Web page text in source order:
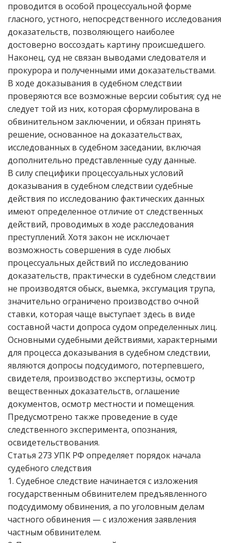
проводится в особой процессуальной форме
гласного, устного, непосредственного исследования
доказательств, позволяющего наиболее
достоверно воссоздать картину происшедшего.
Наконец, суд не связан выводами следователя и
прокурора и полученными ими доказательствами.
В ходе доказывания в судебном следствии
проверяются все возможные версии события; суд не
следует той из них, которая сформулирована в
обвинительном заключении, и обязан принять
решение, основанное на доказательствах,
исследованных в судебном заседании, включая
дополнительно представленные суду данные.
В силу специфики процессуальных условий
доказывания в судебном следствии судебные
действия по исследованию фактических данных
имеют определенное отличие от следственных
действий, проводимых в ходе расследования
преступлений. Хотя закон не исключает
возможность совершения в суде любых
процессуальных действий по исследованию
доказательств, практически в судебном следствии
не производятся обыск, выемка, эксгумация трупа,
значительно ограничено производство очной
ставки, которая чаще выступает здесь в виде
составной части допроса судом определенных лиц.
Основными судебными действиями, характерными
для процесса доказывания в судебном следствии,
являются допросы подсудимого, потерпевшего,
свидетеля, производство экспертизы, осмотр
вещественных доказательств, оглашение
документов, осмотр местности и помещения.
Предусмотрено также проведение в суде
следственного эксперимента, опознания,
освидетельствования.
Статья 273 УПК РФ определяет порядок начала
судебного следствия
1. Судебное следствие начинается с изложения
государственным обвинителем предъявленного
подсудимому обвинения, а по уголовным делам
частного обвинения — с изложения заявления
частным обвинителем.